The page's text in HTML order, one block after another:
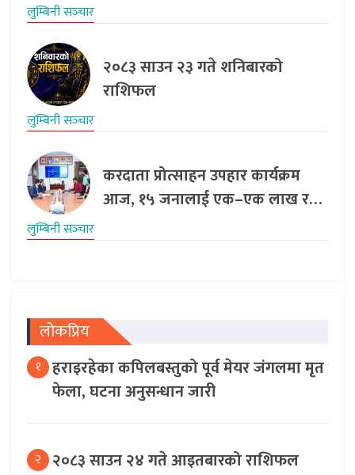
लुम्बिनी सञ्‍चार
२०८३ साउन २३ गते शनिबारको
राशिफल
लुम्बिनी सञ्‍चार
करदाता प्रोत्साहन उपहार कार्यक्रम
आज, १५ जनालाई एक–एक लाख र…
लुम्बिनी सञ्‍चार
लोकप्रिय
१ हराइरहेका कपिलबस्तुको पूर्व मेयर जंगलमा मृत
फेला, घटना अनुसन्धान जारी
२ २०८३ साउन २४ गते आइतबारको राशिफल